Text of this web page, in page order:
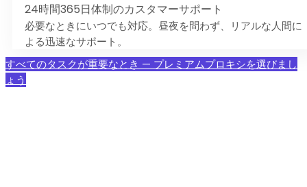
24時間365日体制のカスタマーサポート
必要なときにいつでも対応。昼夜を問わず、リアルな人間に
よる迅速なサポート。
すべてのタスクが重要なとき — プレミアムプロキシを選びまし
ょう